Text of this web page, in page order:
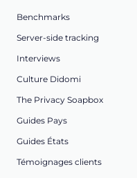
Benchmarks
Server-side tracking
Interviews
Culture Didomi
The Privacy Soapbox
Guides Pays
Guides États
Témoignages clients